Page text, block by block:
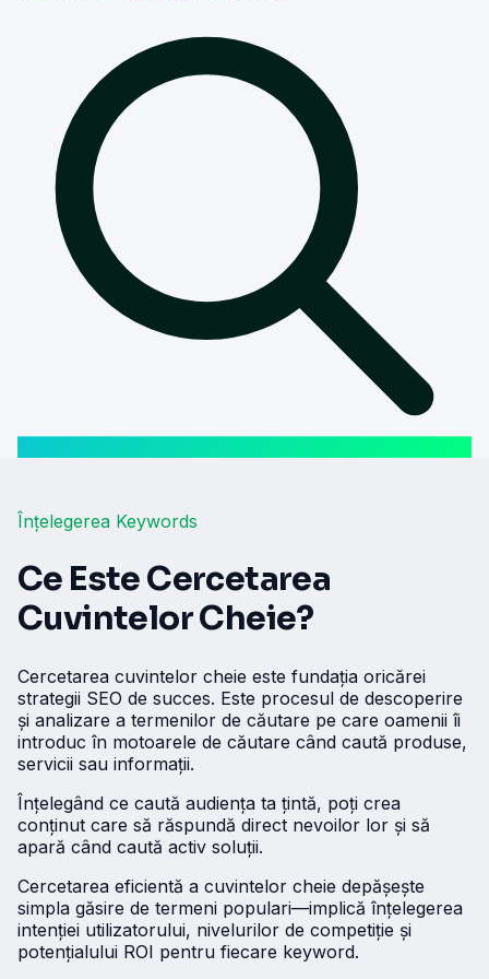
Înțelegerea Keywords
Ce Este Cercetarea
Cuvintelor Cheie?
Cercetarea cuvintelor cheie este fundația oricărei
strategii SEO de succes. Este procesul de descoperire
și analizare a termenilor de căutare pe care oamenii îi
introduc în motoarele de căutare când caută produse,
servicii sau informații.
Înțelegând ce caută audiența ta țintă, poți crea
conținut care să răspundă direct nevoilor lor și să
apară când caută activ soluții.
Cercetarea eficientă a cuvintelor cheie depășește
simpla găsire de termeni populari—implică înțelegerea
intenției utilizatorului, nivelurilor de competiție și
potențialului ROI pentru fiecare keyword.